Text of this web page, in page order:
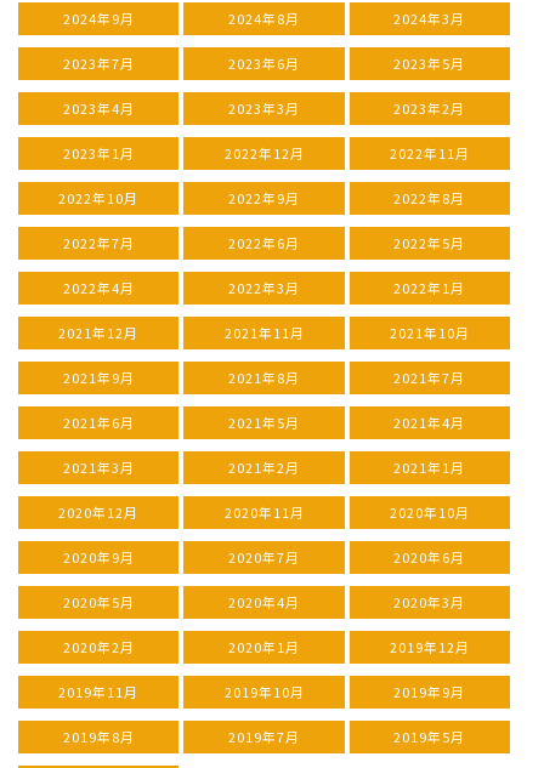
2024年9月 2024年8月 2024年3月
2023年7月 2023年6月 2023年5月
2023年4月 2023年3月 2023年2月
2023年1月 2022年12月 2022年11月
2022年10月 2022年9月 2022年8月
2022年7月 2022年6月 2022年5月
2022年4月 2022年3月 2022年1月
2021年12月 2021年11月 2021年10月
2021年9月 2021年8月 2021年7月
2021年6月 2021年5月 2021年4月
2021年3月 2021年2月 2021年1月
2020年12月 2020年11月 2020年10月
2020年9月 2020年7月 2020年6月
2020年5月 2020年4月 2020年3月
2020年2月 2020年1月 2019年12月
2019年11月 2019年10月 2019年9月
2019年8月 2019年7月 2019年5月